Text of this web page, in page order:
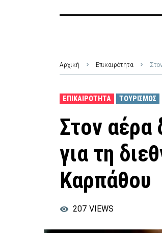
Αρχική Επικαιρότητα
ΕΠΙΚΑΙΡΌΤΗΤΑ ΤΟΥΡΙΣΜΌΣ
Στον αέρα
για τη
Καρπάθου
207 VIEWS